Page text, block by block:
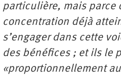
particulière, mais parce
concentration déjà
s’engager dans cette
des bénéfices ; et ils le
«proportionnellement